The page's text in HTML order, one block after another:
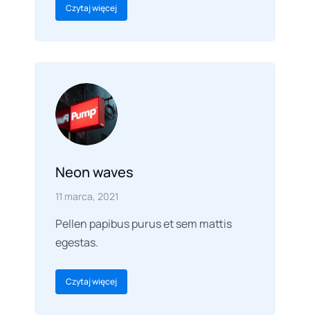
Czytaj więcej
Neon waves
11 marca, 2021
Pellen papibus purus et sem mattis
egestas.
Czytaj więcej